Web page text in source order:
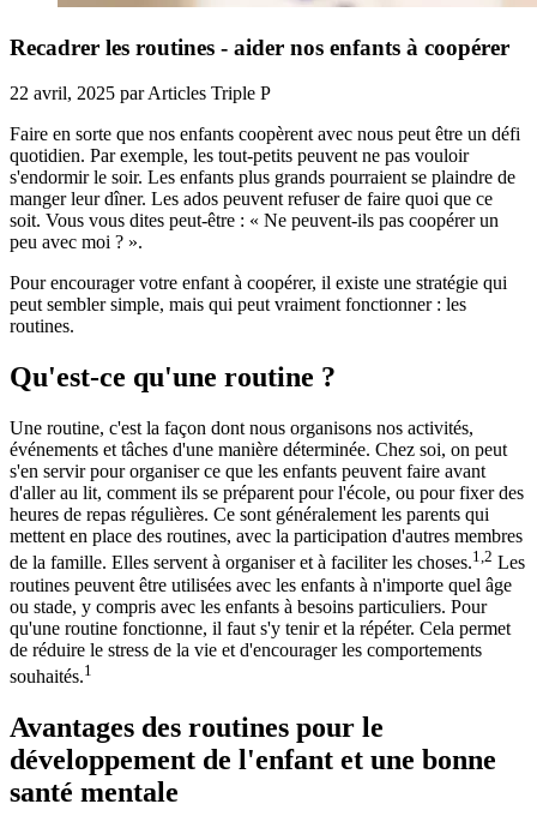
Recadrer les routines - aider nos enfants à coopérer
22 avril, 2025 parArticles Triple P
Faire en sorte que nos enfants coopèrent avec nous peut être un défi
quotidien. Par exemple, les tout-petits peuvent ne pas vouloir
s'endormir le soir. Les enfants plus grands pourraient se plaindre de
manger leur dîner. Les ados peuvent refuser de faire quoi que ce
soit. Vous vous dites peut-être : « Ne peuvent-ils pas coopérer un
peu avec moi ? ».
Pour encourager votre enfant à coopérer, il existe une stratégie qui
peut sembler simple, mais qui peut vraiment fonctionner : les
routines.
Qu'est-ce qu'une routine ?
Une routine, c'est la façon dont nous organisons nos activités,
événements et tâches d'une manière déterminée. Chez soi, on peut
s'en servir pour organiser ce que les enfants peuvent faire avant
d'aller au lit, comment ils se préparent pour l'école, ou pour fixer des
heures de repas régulières. Ce sont généralement les parents qui
mettent en place des routines, avec la participation d'autres membres
de la famille. Elles servent à organiser et à faciliter les choses.1,2 Les
routines peuvent être utilisées avec les enfants à n'importe quel âge
ou stade, y compris avec les enfants à besoins particuliers. Pour
qu'une routine fonctionne, il faut s'y tenir et la répéter. Cela permet
de réduire le stress de la vie et d'encourager les comportements
souhaités.1
Avantages des routines pour le
développement de l'enfant et une bonne
santé mentale